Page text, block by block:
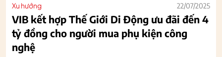
Xu hướng 22/07/2025
VIB kết hợp Thế Giới Di Động ưu đãi đến 4
tỷ đồng cho người mua phụ kiện công
nghệ